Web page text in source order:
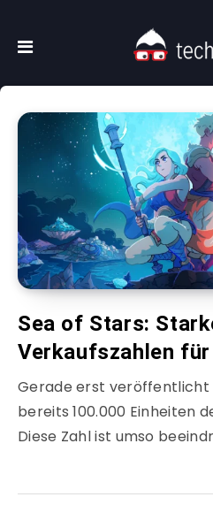
Sea of Stars:
Verkaufszahlen für
Gerade erst veröffentlicht
bereits 100.000 Einheiten
Diese Zahl ist umso